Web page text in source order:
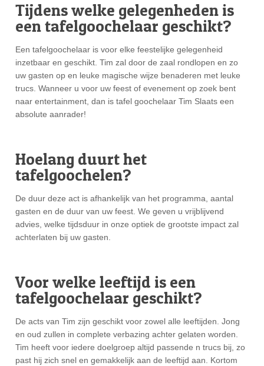
Tijdens welke gelegenheden is
een tafelgoochelaar geschikt?
Een tafelgoochelaar is voor elke feestelijke gelegenheid
inzetbaar en geschikt. Tim zal door de zaal rondlopen en zo
uw gasten op en leuke magische wijze benaderen met leuke
trucs. Wanneer u voor uw feest of evenement op zoek bent
naar entertainment, dan is tafel goochelaar Tim Slaats een
absolute aanrader!
Hoelang duurt het
tafelgoochelen?
De duur deze act is afhankelijk van het programma, aantal
gasten en de duur van uw feest. We geven u vrijblijvend
advies, welke tijdsduur in onze optiek de grootste impact zal
achterlaten bij uw gasten.
Voor welke leeftijd is een
tafelgoochelaar geschikt?
De acts van Tim zijn geschikt voor zowel alle leeftijden. Jong
en oud zullen in complete verbazing achter gelaten worden.
Tim heeft voor iedere doelgroep altijd passende n trucs bij, zo
past hij zich snel en gemakkelijk aan de leeftijd aan. Kortom